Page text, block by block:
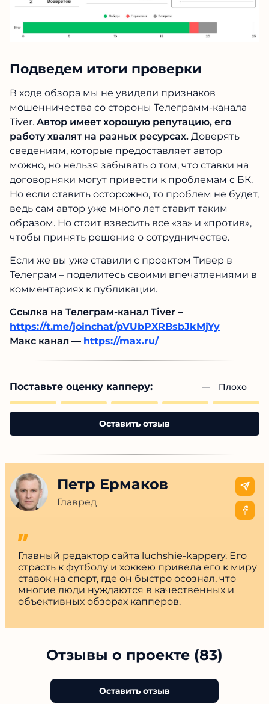
Подведем итоги проверки
В ходе обзора мы не увидели признаков
мошенничества со стороны Телеграмм-канала
Tiver. Автор имеет хорошую репутацию, его
работу хвалят на разных ресурсах. Доверять
сведениям, которые предоставляет автор
можно, но нельзя забывать о том, что ставки на
договорняки могут привести к проблемам с БК.
Но если ставить осторожно, то проблем не будет,
ведь сам автор уже много лет ставит таким
образом. Но стоит взвесить все «за» и «против»,
чтобы принять решение о сотрудничестве.
Если же вы уже ставили с проектом Тивер в
Телеграм – поделитесь своими впечатлениями в
комментариях к публикации.
Ссылка на Телеграм-канал Tiver –
https://t.me/joinchat/pVUbPXRBsbJkMjYy
Макс канал — https://max.ru/
Поставьте оценку капперу: — Плохо
Оставить отзыв
Петр Ермаков
Главред
Главный редактор сайта luchshie-kappery. Его
страсть к футболу и хоккею привела его к миру
ставок на спорт, где он быстро осознал, что
многие люди нуждаются в качественных и
объективных обзорах капперов.
Отзывы о проекте (83)
Оставить отзыв